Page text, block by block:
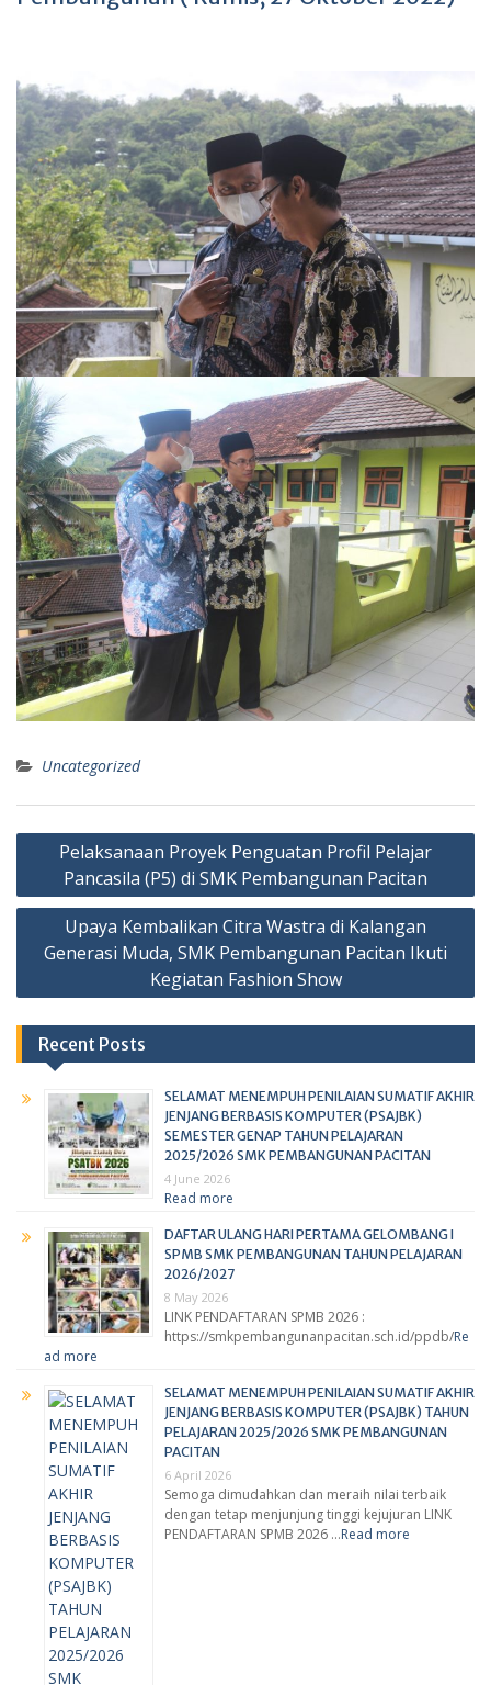
Uncategorized
Pelaksanaan Proyek Penguatan Profil Pelajar
Pancasila (P5) di SMK Pembangunan Pacitan
Upaya Kembalikan Citra Wastra di Kalangan
Generasi Muda, SMK Pembangunan Pacitan Ikuti
Kegiatan Fashion Show
Recent Posts
SELAMAT MENEMPUH PENILAIAN SUMATIF AKHIR
JENJANG BERBASIS KOMPUTER (PSAJBK)
SEMESTER GENAP TAHUN PELAJARAN
2025/2026 SMK PEMBANGUNAN PACITAN
4 June 2026
Read more
DAFTAR ULANG HARI PERTAMA GELOMBANG I
SPMB SMK PEMBANGUNAN TAHUN PELAJARAN
2026/2027
8 May 2026
LINK PENDAFTARAN SPMB 2026 :
https://smkpembangunanpacitan.sch.id/ppdb/Re
ad more
SELAMAT MENEMPUH PENILAIAN SUMATIF AKHIR
JENJANG BERBASIS KOMPUTER (PSAJBK) TAHUN
PELAJARAN 2025/2026 SMK PEMBANGUNAN
PACITAN
6 April 2026
Semoga dimudahkan dan meraih nilai terbaik
dengan tetap menjunjung tinggi kejujuran LINK
PENDAFTARAN SPMB 2026 …Read more